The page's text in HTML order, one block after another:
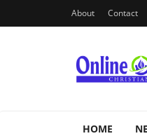
About Contact
HOME